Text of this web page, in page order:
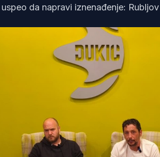
da napravi iznenađenje: